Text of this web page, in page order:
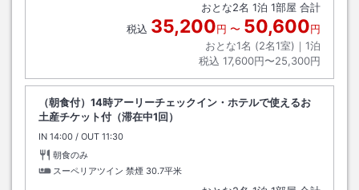
おとな2名 1泊 1部屋 合計
税込 35,200円 〜 50,600円
おとな1名 (2名1室)｜ 1泊
税込 17,600円〜25,300円
（朝食付）14時アーリーチェックイン・ホテルで使えるお
土産チケット付（滞在中1回）
IN チェックイン
14:00 / OUT チェックアウト
11:30
朝食のみ
スーペリアツイン 禁煙 30.7平米